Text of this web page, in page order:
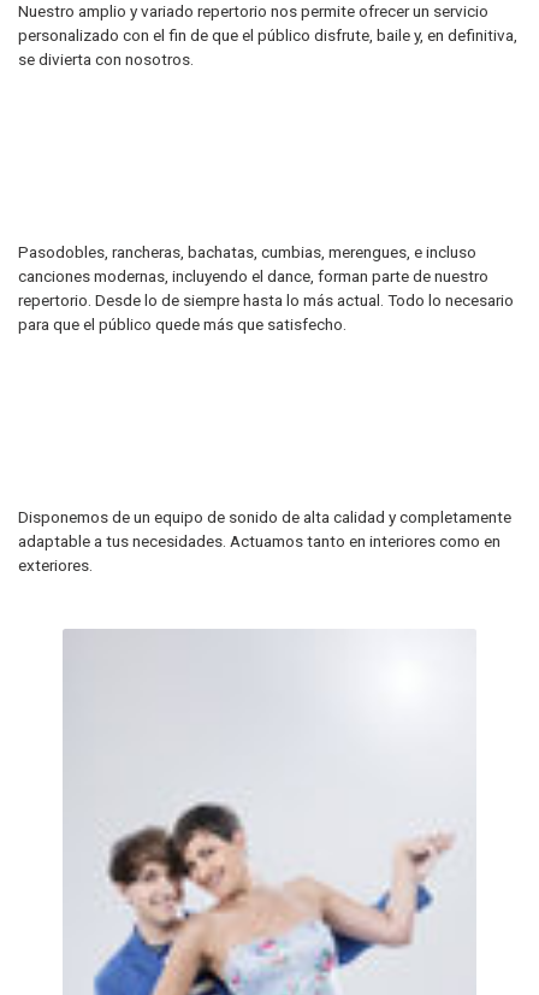
Nuestro amplio y variado repertorio nos permite ofrecer un servicio
personalizado con el fin de que el público disfrute, baile y, en definitiva,
se divierta con nosotros.
Pasodobles, rancheras, bachatas, cumbias, merengues, e incluso
canciones modernas, incluyendo el dance, forman parte de nuestro
repertorio. Desde lo de siempre hasta lo más actual. Todo lo necesario
para que el público quede más que satisfecho.
Disponemos de un equipo de sonido de alta calidad y completamente
adaptable a tus necesidades. Actuamos tanto en interiores como en
exteriores.